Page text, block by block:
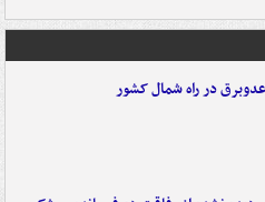
در راه شمال کشور